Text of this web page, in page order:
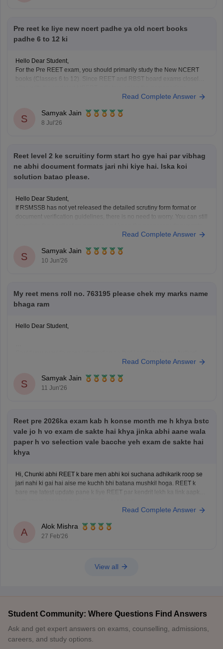
Pre reet ke liye new ncert padhe ya old ncert books
padhe 6 to 12 ki
Hello Dear Student,
For the Pre REET exam, you should primarily study the New NCERT
books (Classes 6 to 12). Since REET and RBST board exams closely
ensures you cover all recent educational reforms.
You can check, find and access
Read Complete Answer
S
Samyak Jain
8 Jul'26
Reet level 2 ke scruitiny form start ho gye hai par vibhag
ne abhi document formats jari nhi kiye hai. Iska koi
solution batao please.
Hello Dear Student,
If RSMSSB has not yet released the detailed scrutiny form format or
document verification guidelines, there is no need to worry. You can still
Complete Your OTR (One
Read Complete Answer
S
Samyak Jain
10 Jun'26
My reet mens roll no. 763195 please chek my marks name
bhaga ram
Hello Dear Student,
Read Complete Answer
S
Samyak Jain
11 Jun'26
Reet pre 2026ka exam kab h konse month me h khya bstc
vale jo h vo exam de sakte hai khya jinka abhi aane wala
paper h vo selection vale bacche yeh exam de sakte hai
khya
Hi, Chunki abhi REET k bare men abhi koi suchana adhikarik roop se
jari nahi ki gai hai aise me kuchh bhi batana mushkil hoga. REET k
bare me latest update pane k liye REET par kendrit lekh ka link aapke
Read Complete Answer
A
Alok Mishra
27 Feb'26
View all
Student Community: Where Questions Find Answers
Ask and get expert answers on exams, counselling, admissions,
careers, and study options.